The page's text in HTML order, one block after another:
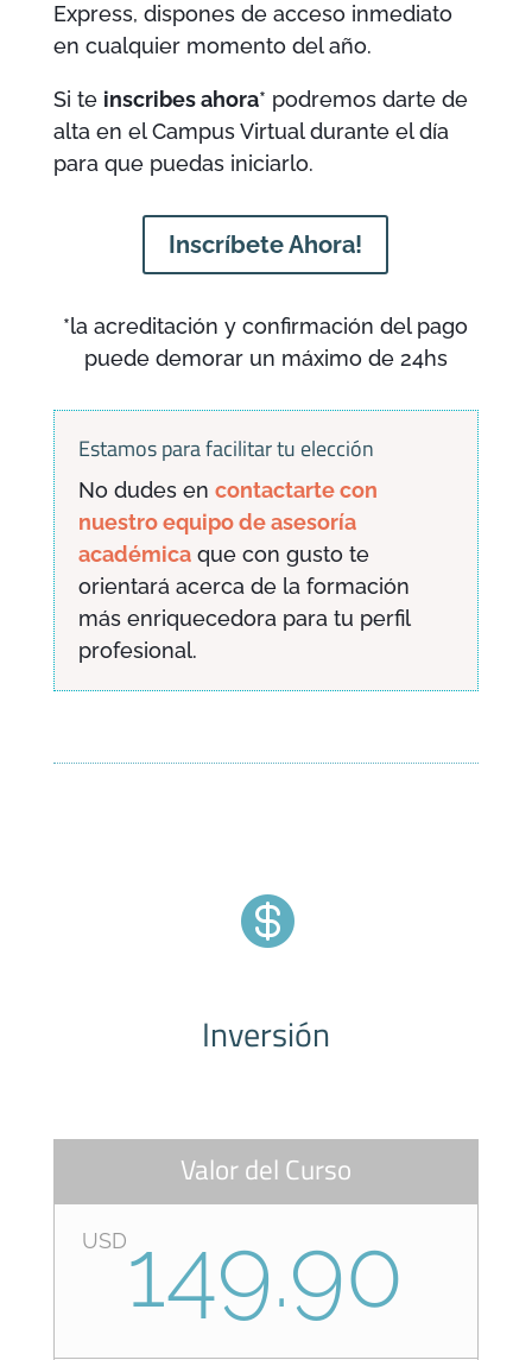
Express, dispones de acceso inmediato
en cualquier momento del año.
Si te inscribes ahora* podremos darte de
alta en el Campus Virtual durante el día
para que puedas iniciarlo.
Inscríbete Ahora!
*la acreditación y confirmación del pago
puede demorar un máximo de 24hs
Estamos para facilitar tu elección
No dudes en contactarte con
nuestro equipo de asesoría
académicaque con gusto te
orientará acerca de la formación
más enriquecedora para tu perfil
profesional.

Inversión
Valor del Curso
USD149.90